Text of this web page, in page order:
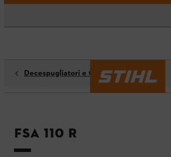
Decespugliatori e tagliabordi
FSA 110 R